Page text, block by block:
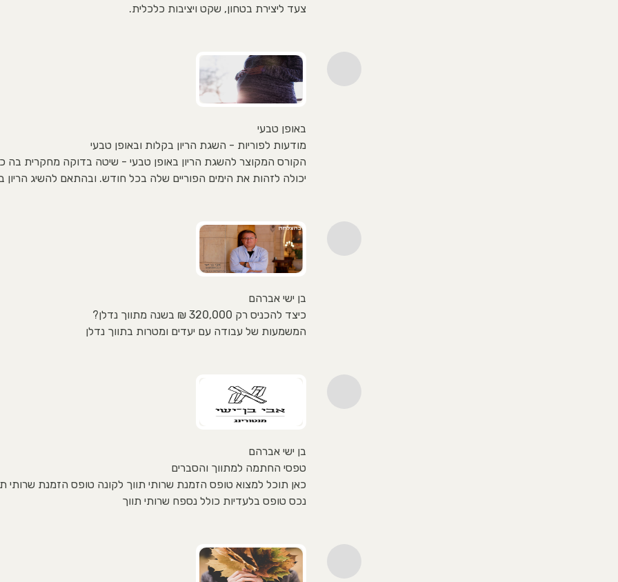
צעד ליצירת בטחון, שקט ויציבות כלכלית.
באופן טבעי
מודעות לפוריות - השגת הריון בקלות ובאופן טבעי
הקורס המקוצר להשגת הריון באופן טבעי - שיטה בדוקה מחקרית בה
יכולה לזהות את הימים הפוריים שלה בכל חודש. ובהתאם להשיג הריון
בן ישי אברהם
כיצד להכניס רק 320,000 ₪ בשנה מתווך נדלן?
המשמעות של עבודה עם יעדים ומטרות בתווך נדלן
בן ישי אברהם
טפסי החתמה למתווך והסברים
כאן תוכל למצוא טופס הזמנת שרותי תווך לקונה טופס הזמנת שרותי
נכס טופס בלעדיות כולל נספח שרותי תווך